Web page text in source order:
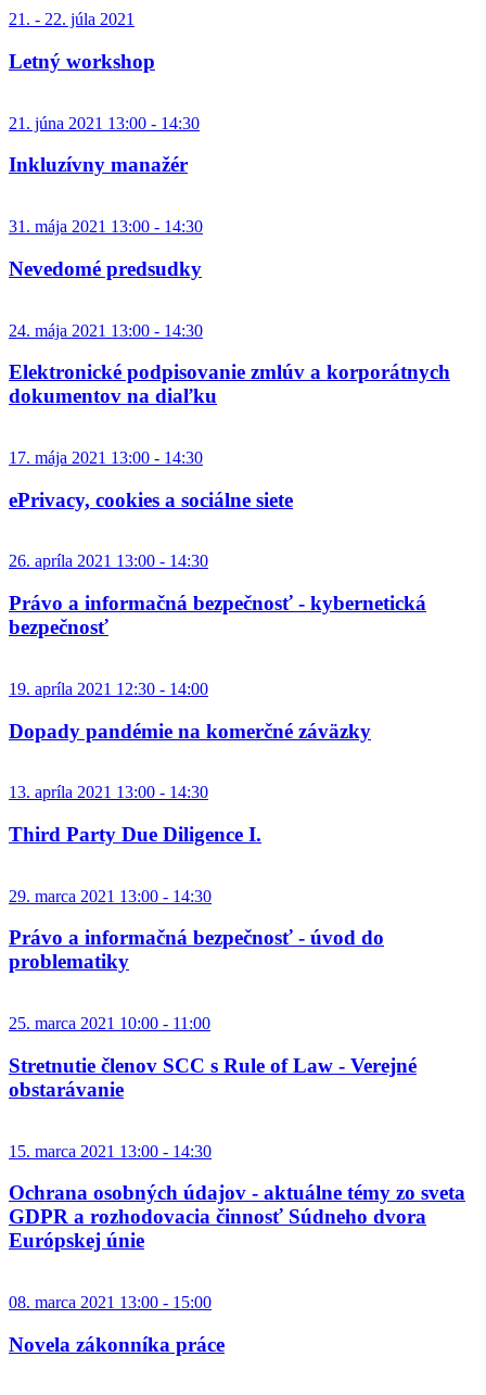
21. - 22. júla 2021
Letný workshop
21. júna 2021 13:00 - 14:30
Inkluzívny manažér
31. mája 2021 13:00 - 14:30
Nevedomé predsudky
24. mája 2021 13:00 - 14:30
Elektronické podpisovanie zmlúv a korporátnych
dokumentov na diaľku
17. mája 2021 13:00 - 14:30
ePrivacy, cookies a sociálne siete
26. apríla 2021 13:00 - 14:30
Právo a informačná bezpečnosť - kybernetická
bezpečnosť
19. apríla 2021 12:30 - 14:00
Dopady pandémie na komerčné záväzky
13. apríla 2021 13:00 - 14:30
Third Party Due Diligence I.
29. marca 2021 13:00 - 14:30
Právo a informačná bezpečnosť - úvod do
problematiky
25. marca 2021 10:00 - 11:00
Stretnutie členov SCC s Rule of Law - Verejné
obstarávanie
15. marca 2021 13:00 - 14:30
Ochrana osobných údajov - aktuálne témy zo sveta
GDPR a rozhodovacia činnosť Súdneho dvora
Európskej únie
08. marca 2021 13:00 - 15:00
Novela zákonníka práce